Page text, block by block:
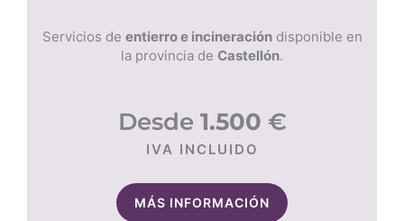
Servicios de entierro e incineracióndisponible en
la provincia de Castellón.
Desde 1.500 €
IVA INCLUIDO
MÁS INFORMACIÓN